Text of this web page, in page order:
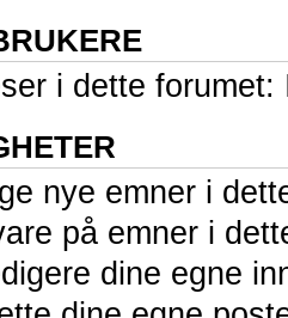
i dette
nye emner i
på emner i
dine egne